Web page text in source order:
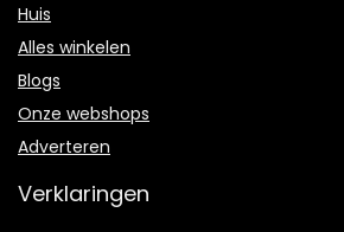
Huis
Alles winkelen
Blogs
Onze webshops
Adverteren
Verklaringen